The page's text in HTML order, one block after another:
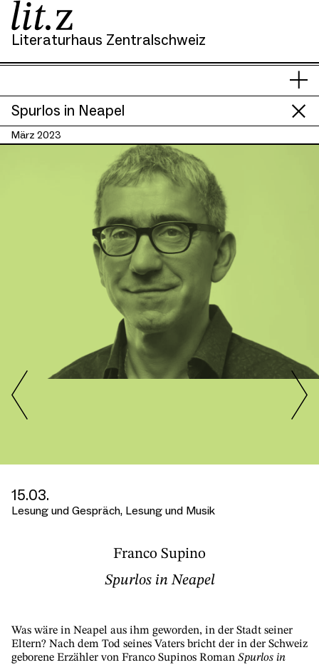
Literaturhaus Zentralschweiz
Spurlos in Neapel
März 2023
15.03.
Lesung und Gespräch, Lesung und Musik
Franco Supino
Spurlos in Neapel
Was wäre in Neapel aus ihm geworden, in der Stadt seiner
Eltern? Nach dem Tod seines Vaters bricht der in der Schweiz
geborene Erzähler von Franco Supinos Roman Spurlos in